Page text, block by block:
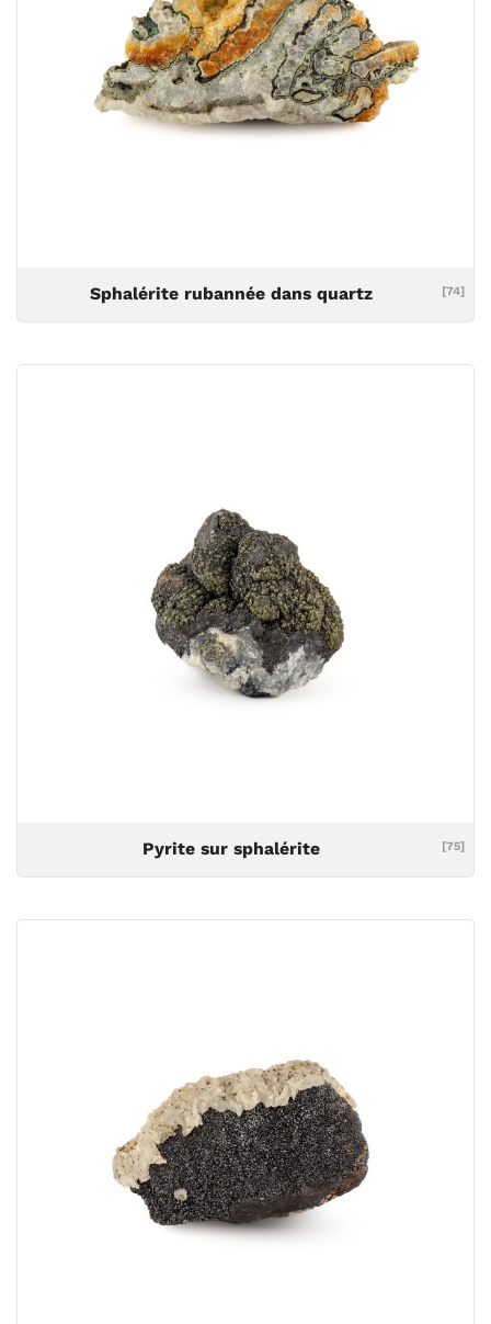
[74]
Sphalérite rubannée dans quartz
[75]
Pyrite sur sphalérite